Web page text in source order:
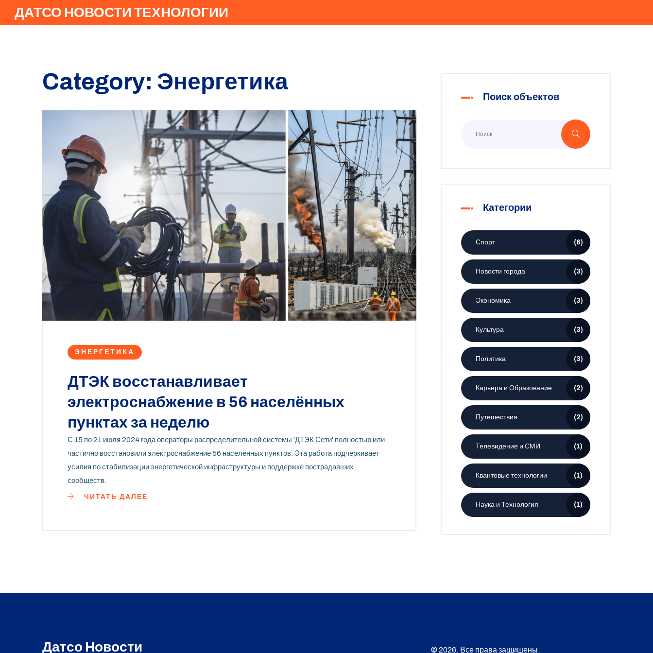
ДАТСО НОВОСТИ ТЕХНОЛОГИИ
Category: Энергетика
ЭНЕРГЕТИКА
ДТЭК восстанавливает
электроснабжение в 56 населённых
пунктах за неделю
С 15 по 21 июля 2024 года операторы распределительной системы 'ДТЭК Сети' полностью или
частично восстановили электроснабжение 56 населённых пунктов. Эта работа подчеркивает
усилия по стабилизации энергетической инфраструктуры и поддержке пострадавших
сообществ.
ЧИТАТЬ ДАЛЕЕ
Поиск объектов
Категории
Спорт (6)
Новости города (3)
Экономика (3)
Культура (3)
Политика (3)
Карьера и Образование (2)
Путешествия (2)
Телевидение и СМИ (1)
Квантовые технологии (1)
Наука и Технология (1)
Датсо Новости © 2026. Все права защищены.